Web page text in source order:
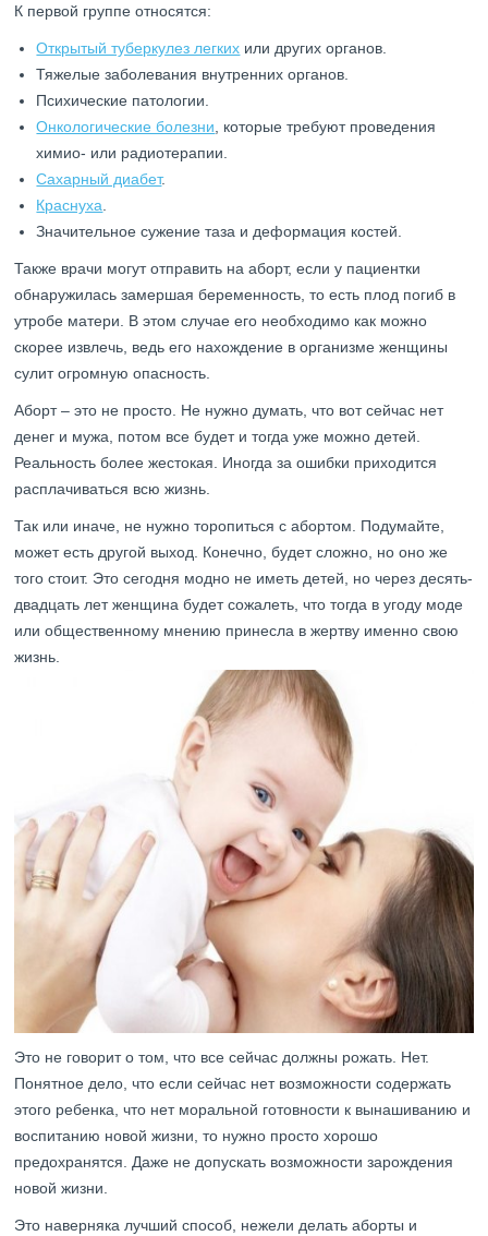
К первой группе относятся:
Открытый туберкулез легких или других органов.
Тяжелые заболевания внутренних органов.
Психические патологии.
Онкологические болезни , которые требуют проведения
химио- или радиотерапии.
Сахарный диабет.
Краснуха
Значительное сужение таза и деформация костей.
Также врачи могут отправить на аборт, если у пациентки
обнаружилась замершая беременность, то есть плод погиб в
утробе матери. В этом случае его необходимо как можно
скорее извлечь, ведь его нахождение в организме женщины
сулит огромную опасность.
Аборт – это не просто. Не нужно думать, что вот сейчас нет
денег и мужа, потом все будет и тогда уже можно детей.
Реальность более жестокая. Иногда за ошибки приходится
расплачиваться всю жизнь.
Так или иначе, не нужно торопиться с абортом. Подумайте,
может есть другой выход. Конечно, будет сложно, но оно же
того стоит. Это сегодня модно не иметь детей, но через десять-
двадцать лет женщина будет сожалеть, что тогда в угоду моде
или общественному мнению принесла в жертву именно свою
жизнь.
Это не говорит о том, что все сейчас должны рожать. Нет.
Понятное дело, что если сейчас нет возможности содержать
этого ребенка, что нет моральной готовности к вынашиванию и
воспитанию новой жизни, то нужно просто хорошо
предохранятся. Даже не допускать возможности зарождения
новой жизни.
Это наверняка лучший способ, нежели делать аборты и